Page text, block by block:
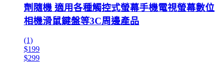
劑隨機 適用各種觸控式螢幕手機電視螢幕數位
相機滑鼠鍵盤等3C周邊產品
(1)
$199
$299